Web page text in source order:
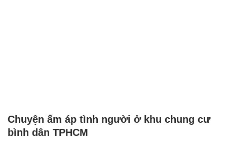
Chuyện ấm áp tình người ở khu chung cư
bình dân TPHCM